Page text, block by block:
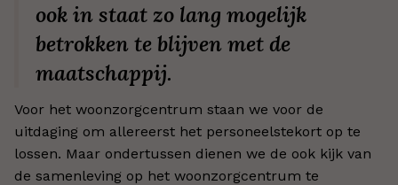
ook in staat zo lang mogelijk
betrokken te blijven met de
maatschappij.
Voor het woonzorgcentrum staan we voor de
uitdaging om allereerst het personeelstekort op te
lossen. Maar ondertussen dienen we de ook kijk van
de samenleving op het woonzorgcentrum te